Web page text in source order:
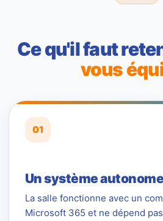
Ce qu'il faut
vous
01
Un système
La salle fonctionne avec un
Microsoft 365 et ne dépend